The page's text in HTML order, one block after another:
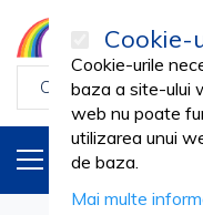
PRODUSE
Cookie-
Cookie-urile
baza a site-ului
web nu poate
utilizarea unui
de baza.
Mai multe